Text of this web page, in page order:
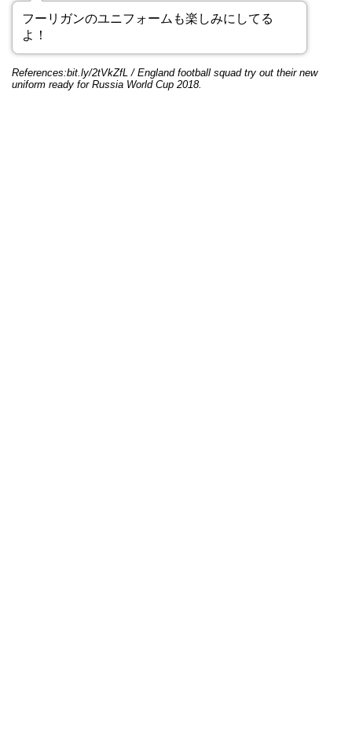
フーリガンのユニフォームも楽しみにしてる
よ！
References:bit.ly/2tVkZfL / England football squad try out their new
uniform ready for Russia World Cup 2018.